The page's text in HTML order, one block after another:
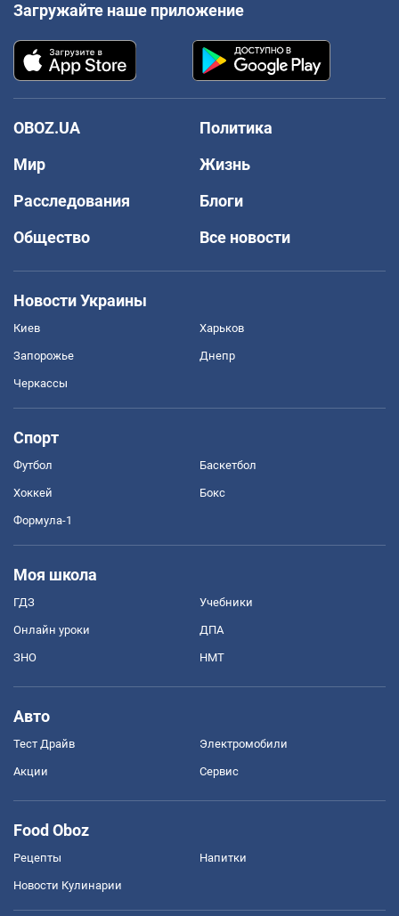
Загружайте наше приложение
OBOZ.UA
Политика
Мир
Жизнь
Расследования
Блоги
Общество
Все новости
Новости Украины
Киев Харьков
Запорожье Днепр
Черкассы
Спорт
Футбол Баскетбол
Хоккей Бокс
Формула-1
Моя школа
ГДЗ Учебники
Онлайн уроки ДПА
ЗНО НМТ
Авто
Тест Драйв Электромобили
Акции Сервис
Food Oboz
Рецепты Напитки
Новости Кулинарии